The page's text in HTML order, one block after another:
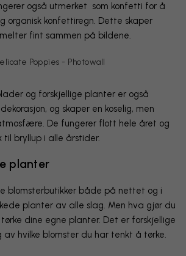
også utmerket som konfetti for å
organisk konfettiregn. Dette skaper
fint sammen på bildene.
Poppies - Photowall
og forskjellige planter er også
og skaper en koselig, men
De fungerer flott hele året og
til bryllup i alle årstider.
planter
blomsterbutikker både på nettet og i
planter av alle slag. Men hva gjør du
dine egne planter. Det er forskjellige
av hvilke blomster du har tenkt å tørke.